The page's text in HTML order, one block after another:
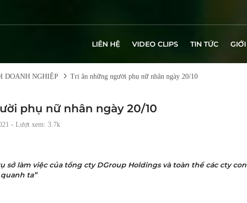
LIÊN HỆ VIDEO CLIPS TIN TỨC
DOANH NGHIỆP Tri ân những người phụ nữ nhân ngày 20/10
phụ nữ nhân ngày 20/10
- Lượt xem: 3.7k
sở làm việc của tổng cty DGroup Holdings và toàn thể các cty
ta”